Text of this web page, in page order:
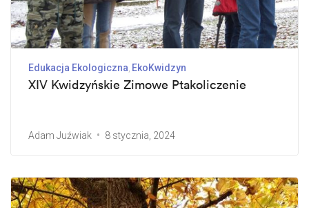
Edukacja Ekologiczna EkoKwidzyn
XIV Kwidzyńskie Zimowe Ptakoliczenie
Adam Juźwiak 8 stycznia, 2024